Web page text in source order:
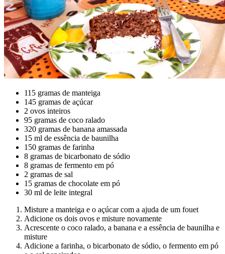
115 gramas de manteiga
145 gramas de açúcar
2 ovos inteiros
95 gramas de coco ralado
320 gramas de banana amassada
15 ml de essência de baunilha
150 gramas de farinha
8 gramas de bicarbonato de sódio
8 gramas de fermento em pó
2 gramas de sal
15 gramas de chocolate em pó
30 ml de leite integral
Misture a manteiga e o açúcar com a ajuda de um fouet
Adicione os dois ovos e misture novamente
Acrescente o coco ralado, a banana e a essência de baunilha e
misture
Adicione a farinha, o bicarbonato de sódio, o fermento em pó